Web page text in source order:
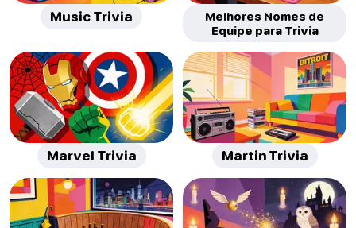
Music Trivia
Melhores Nomes de
Equipe para Trivia
Marvel Trivia Martin Trivia